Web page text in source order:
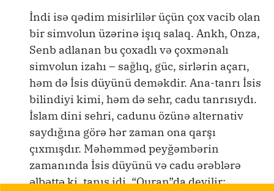
İndi isə qədim misirlilər üçün çox vacib olan
bir simvolun üzərinə işıq salaq. Ankh, Onza,
Senb adlanan bu çoxadlı və çoxmənalı
simvolun izahı – sağlıq, güc, sirlərin açarı,
həm də İsis düyünü deməkdir. Ana-tanrı İsis
bilindiyi kimi, həm də sehr, cadu tanrısıydı.
İslam dini sehri, cadunu özünə alternativ
saydığına görə hər zaman ona qarşı
çıxmışdır. Məhəmməd peyğəmbərin
zamanında İsis düyünü və cadu ərəblərə
əlbəttə ki, tanış idi. “Quran”da deyilir: